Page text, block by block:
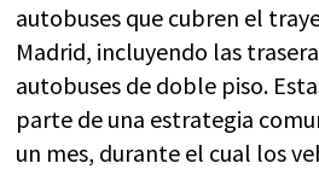
autobuses que cubren el
Madrid, incluyendo las
autobuses de doble piso.
parte de una estrategia
un mes, durante el cual los